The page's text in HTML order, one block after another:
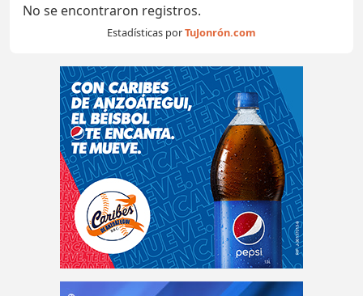
No se encontraron registros.
Estadísticas porTuJonrón.com